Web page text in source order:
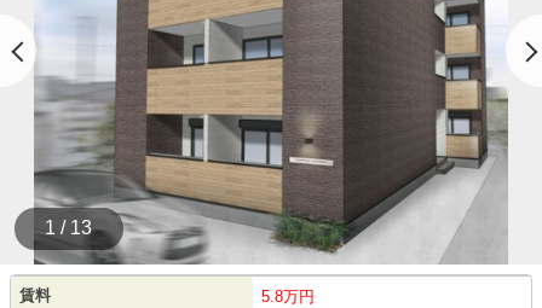
1 / 13
賃料 5.8万円